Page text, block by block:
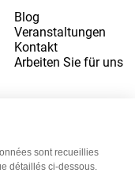
Blog
Veranstaltungen
Kontakt
Arbeiten Sie für uns
customR